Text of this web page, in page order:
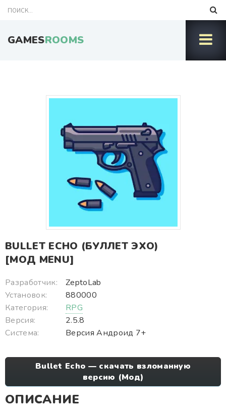
GAMESROOMS
BULLET ECHO (БУЛЛЕТ ЭХО)
[МОД MENU]
Разработчик:
ZeptoLab
Установок:
880000
Категория:
RPG
Версия:
2.5.8
Система:
Версия Андроид 7+
Bullet Echo — скачать взломанную
версию (Мод)
ОПИСАНИЕ